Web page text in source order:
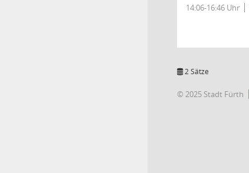
14:06-16:46 Uhr
2 Sätze
© 2025 Stadt Fürth